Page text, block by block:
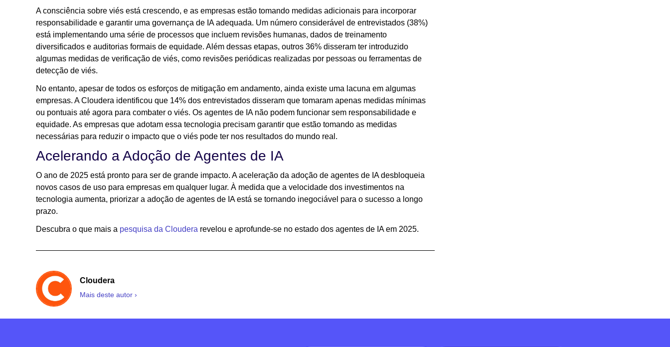
A consciência sobre viés está crescendo, e as empresas estão tomando medidas adicionais para incorporar
responsabilidade e garantir uma governança de IA adequada. Um número considerável de entrevistados (38%)
está implementando uma série de processos que incluem revisões humanas, dados de treinamento
diversificados e auditorias formais de equidade. Além dessas etapas, outros 36% disseram ter introduzido
algumas medidas de verificação de viés, como revisões periódicas realizadas por pessoas ou ferramentas de
detecção de viés.
No entanto, apesar de todos os esforços de mitigação em andamento, ainda existe uma lacuna em algumas
empresas. A Cloudera identificou que 14% dos entrevistados disseram que tomaram apenas medidas mínimas
ou pontuais até agora para combater o viés. Os agentes de IA não podem funcionar sem responsabilidade e
equidade. As empresas que adotam essa tecnologia precisam garantir que estão tomando as medidas
necessárias para reduzir o impacto que o viés pode ter nos resultados do mundo real.
Acelerando a Adoção de Agentes de IA
O ano de 2025 está pronto para ser de grande impacto. A aceleração da adoção de agentes de IA desbloqueia
novos casos de uso para empresas em qualquer lugar. À medida que a velocidade dos investimentos na
tecnologia aumenta, priorizar a adoção de agentes de IA está se tornando inegociável para o sucesso a longo
prazo.
Descubra o que mais a pesquisa da Cloudera revelou e aprofunde-se no estado dos agentes de IA em 2025.
Cloudera
Mais deste autor ›